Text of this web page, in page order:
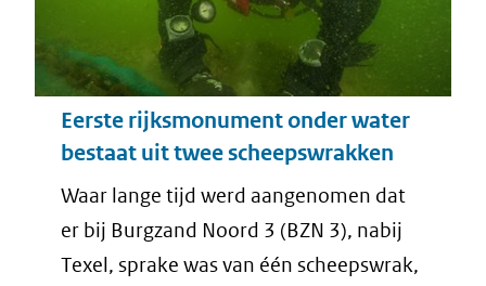
Eerste rijksmonument onder water
bestaat uit twee scheepswrakken
Waar lange tijd werd aangenomen dat
er bij Burgzand Noord 3 (BZN 3), nabij
Texel, sprake was van één scheepswrak,